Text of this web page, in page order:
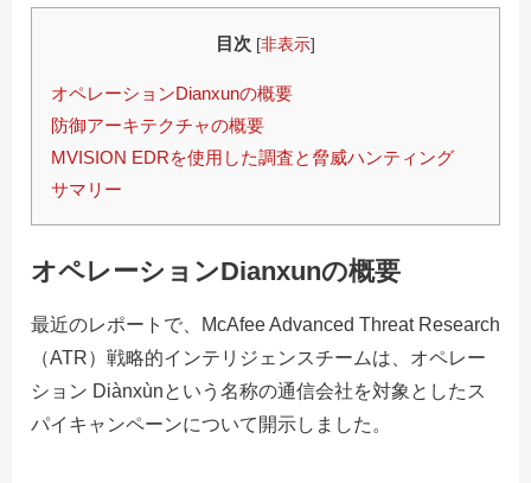
目次 [非表示]
オペレーションDianxunの概要
防御アーキテクチャの概要
MVISION EDRを使用した調査と脅威ハンティング
サマリー
オペレーションDianxunの概要
最近のレポートで、McAfee Advanced Threat Research
（ATR）戦略的インテリジェンスチームは、オペレー
ション Diànxùnという名称の通信会社を対象としたス
パイキャンペーンについて開示しました。